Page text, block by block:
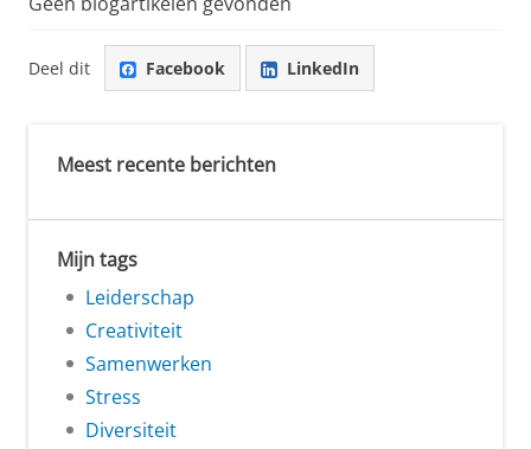
Deel dit Facebook LinkedIn
Meest recente berichten
Mijn tags
Leiderschap
Creativiteit
Samenwerken
Stress
Diversiteit